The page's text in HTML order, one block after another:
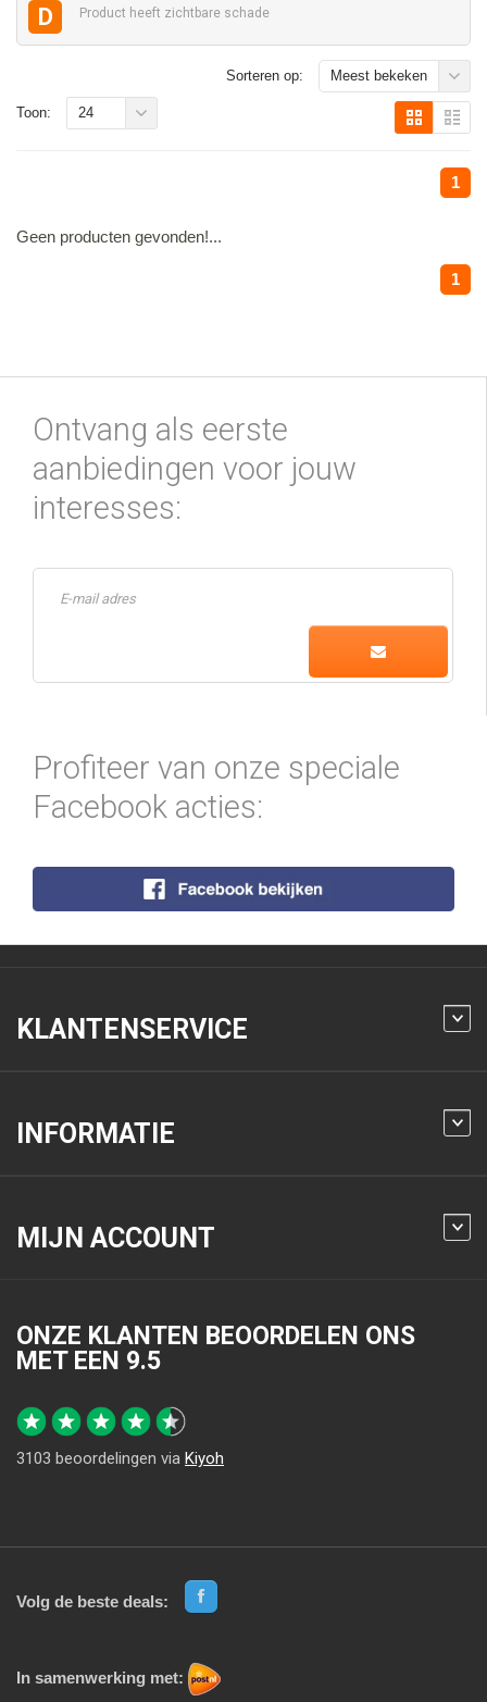
D Product heeft zichtbare schade
Sorteren op: Meest bekeken
1
Toon: 24
Geen producten gevonden!...
1
Ontvang als eerste
aanbiedingen voor jouw
interesses:
Profiteer van onze speciale
Facebook acties:
KLANTENSERVICE
INFORMATIE
MIJN ACCOUNT
ONZE KLANTEN BEOORDELEN ONS
MET EEN 9.5
3103 beoordelingen via Kiyoh
Volg de beste deals:
In samenwerking met: